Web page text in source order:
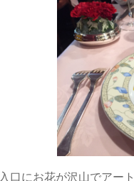
入口にお花が沢山でアー